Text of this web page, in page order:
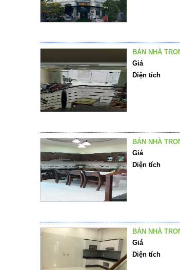
BÁN NHÀ
Giá
Diện tích
BÁN NHÀ
Giá
Diện tích
BÁN NHÀ
Giá
Diện tích